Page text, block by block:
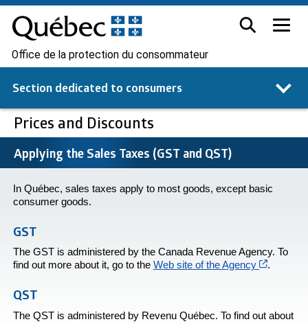
Office de la protection du consommateur
Section dedicated to consumers
Prices and Discounts
Applying the Sales Taxes (GST and QST)
In Québec, sales taxes apply to most goods, except basic
consumer goods.
GST
The GST is administered by the Canada Revenue Agency. To
find out more about it, go to the Web site of the Agency Cet
.
QST
The QST is administered by Revenu Québec. To find out about